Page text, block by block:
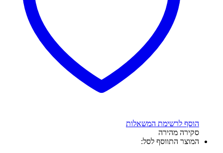
הוסף לרשימת המשאלות
סקירה מהירה
המוצר התווסף לסל: